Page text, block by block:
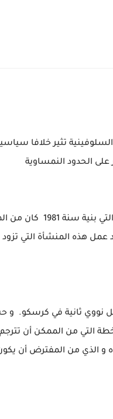
تثير خلافا
و مازاد من حدة هذا الخلاف هو
هذه المنشأة التي تزود
نووي ثانية في كرسكو. و
التي من الممكن أن
من المفترض أن يكون عمره